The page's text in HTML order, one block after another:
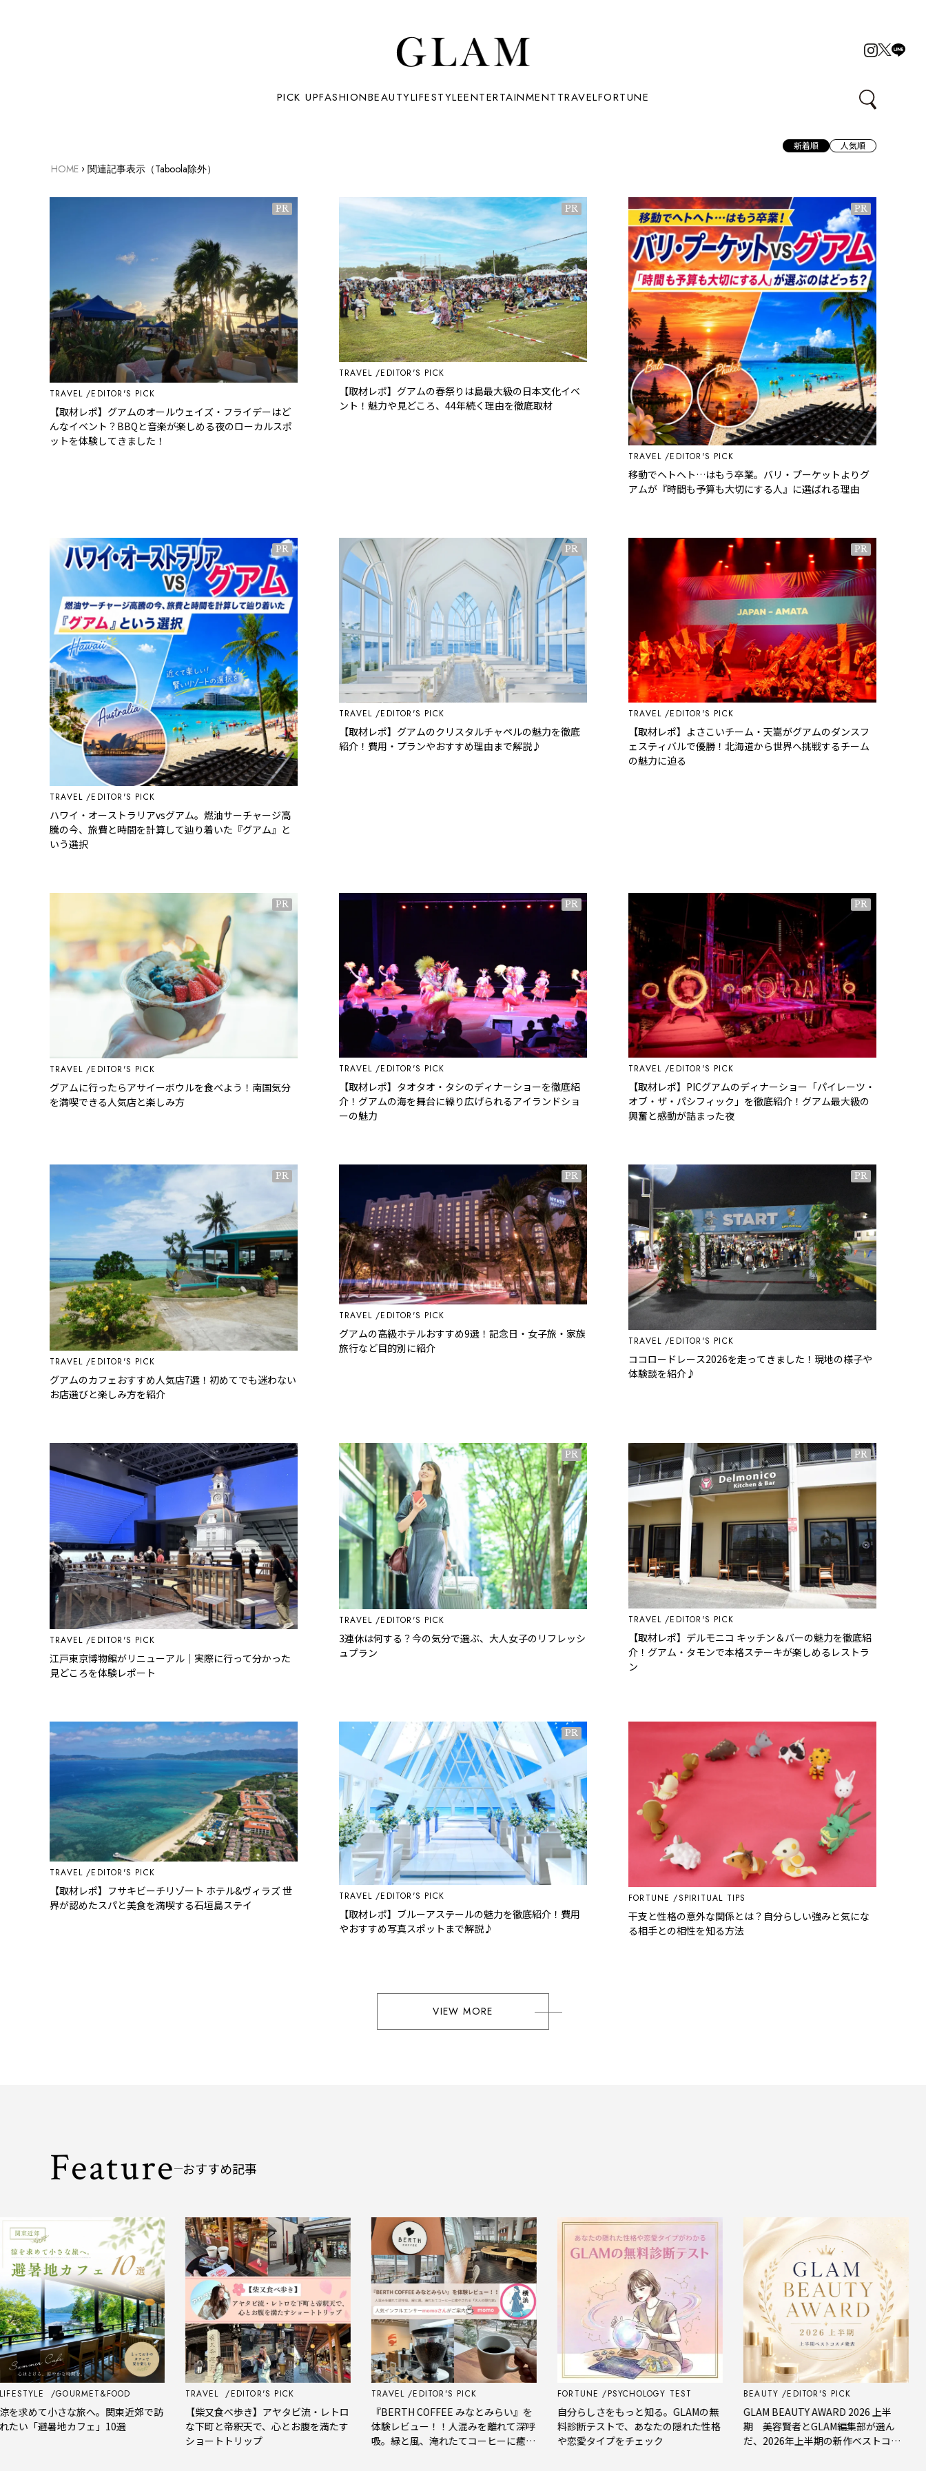
PICK UPFASHIONBEAUTYLIFESTYLEENTERTAINMENTTRAVELFORTUNE
新着順 人気順
HOME › 関連記事表示（Taboola除外）
PR
TRAVEL EDITOR'S PICK
【取材レポ】グアムのオールウェイズ・フライデーはど
んなイベント？BBQと音楽が楽しめる夜のローカルスポ
ットを体験してきました！
PR
TRAVEL EDITOR'S PICK
【取材レポ】グアムの春祭りは島最大級の日本文化イベ
ント！魅力や見どころ、44年続く理由を徹底取材
PR
TRAVEL EDITOR'S PICK
移動でヘトヘト…はもう卒業。バリ・プーケットよりグ
アムが『時間も予算も大切にする人』に選ばれる理由
PR
TRAVEL EDITOR'S PICK
ハワイ・オーストラリアvsグアム。燃油サーチャージ高
騰の今、旅費と時間を計算して辿り着いた『グアム』と
いう選択
PR
TRAVEL EDITOR'S PICK
【取材レポ】グアムのクリスタルチャペルの魅力を徹底
紹介！費用・プランやおすすめ理由まで解説♪
PR
TRAVEL EDITOR'S PICK
【取材レポ】よさこいチーム・天嵩がグアムのダンスフ
ェスティバルで優勝！北海道から世界へ挑戦するチーム
の魅力に迫る
PR
TRAVEL EDITOR'S PICK
グアムに行ったらアサイーボウルを食べよう！南国気分
を満喫できる人気店と楽しみ方
PR
TRAVEL EDITOR'S PICK
【取材レポ】タオタオ・タシのディナーショーを徹底紹
介！グアムの海を舞台に繰り広げられるアイランドショ
ーの魅力
PR
TRAVEL EDITOR'S PICK
【取材レポ】PICグアムのディナーショー「パイレーツ・
オブ・ザ・パシフィック」を徹底紹介！グアム最大級の
興奮と感動が詰まった夜
PR
TRAVEL EDITOR'S PICK
グアムのカフェおすすめ人気店7選！初めてでも迷わない
お店選びと楽しみ方を紹介
PR
TRAVEL EDITOR'S PICK
グアムの高級ホテルおすすめ9選！記念日・女子旅・家族
旅行など目的別に紹介
PR
TRAVEL EDITOR'S PICK
ココロードレース2026を走ってきました！現地の様子や
体験談を紹介♪
TRAVEL EDITOR'S PICK
江戸東京博物館がリニューアル｜実際に行って分かった
見どころを体験レポート
PR
TRAVEL EDITOR'S PICK
3連休は何する？今の気分で選ぶ、大人女子のリフレッシ
ュプラン
PR
TRAVEL EDITOR'S PICK
【取材レポ】デルモニコ キッチン＆バーの魅力を徹底紹
介！グアム・タモンで本格ステーキが楽しめるレストラ
ン
TRAVEL EDITOR'S PICK
【取材レポ】フサキビーチリゾート ホテル&ヴィラズ 世
界が認めたスパと美食を満喫する石垣島ステイ
PR
TRAVEL EDITOR'S PICK
【取材レポ】ブルーアステールの魅力を徹底紹介！費用
やおすすめ写真スポットまで解説♪
FORTUNE SPIRITUAL TIPS
干支と性格の意外な関係とは？自分らしい強みと気にな
る相手との相性を知る方法
VIEW MORE
Feature おすすめ記事
GOURMET&FOOD
さな旅へ。関東近郊で訪
地カフェ」10選
EDITOR'S PICK
【柴又食べ歩き】アヤタビ流・レトロ
な下町と帝釈天で、心とお腹を満たす
ショートトリップ
EDITOR'S PICK
『BERTH COFFEE みなとみらい』を
体験レビュー！！人混みを離れて深呼
吸。緑と風、淹れたてコーヒーに癒や
PSYCHOLOGY TEST
自分らしさをもっと知る。GLAMの無
料診断テストで、あなたの隠れた性格
や恋愛タイプをチェック
EDITOR'S PICK
GLAM BEAUTY AWARD 2026 上半
期 美容賢者とGLAM編集部が選ん
だ、2026年上半期の新作ベストコス
【今週の
星座占い